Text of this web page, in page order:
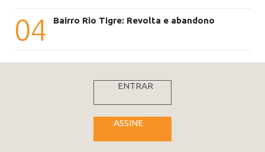
04 Bairro Rio Tigre: Revolta e abandono
ENTRAR
ASSINE